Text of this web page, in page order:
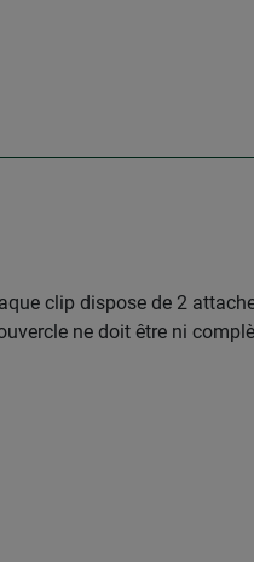
clip dispose de 2
ne doit être ni